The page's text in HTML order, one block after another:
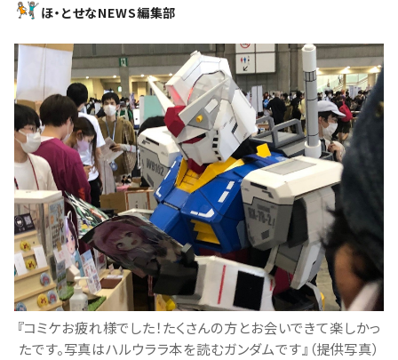
ほ・とせなNEWS編集部
『コミケお疲れ様でした！たくさんの方とお会いできて楽しかっ
たです。写真はハルウララ本を読むガンダムです』（提供写真）